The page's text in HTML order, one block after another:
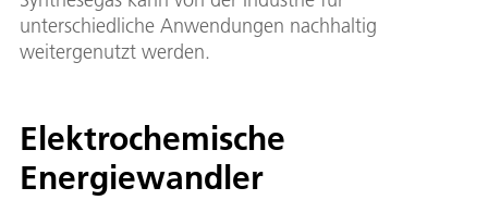
unterschiedliche Anwendungen nachhaltig
weitergenutzt werden.
Elektrochemische
Energiewandler